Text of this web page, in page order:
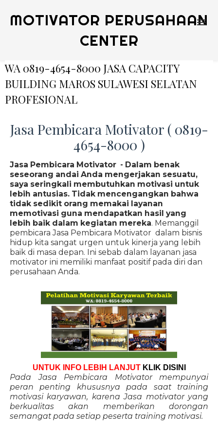
MOTIVATOR PERUSAHAAN
CENTER
WA 0819-4654-8000 JASA CAPACITY
BUILDING MAROS SULAWESI SELATAN
PROFESIONAL
Jasa Pembicara Motivator ( 0819-
4654-8000 )
Jasa Pembicara Motivator - Dalam benak
seseorang andai Anda mengerjakan sesuatu,
saya seringkali membutuhkan motivasi untuk
lebih antusias. Tidak mencengangkan bahwa
tidak sedikit orang memakai layanan
memotivasi guna mendapatkan hasil yang
lebih baik dalam kegiatan mereka. Memanggil
pembicara Jasa Pembicara Motivator dalam bisnis
hidup kita sangat urgen untuk kinerja yang lebih
baik di masa depan. Ini sebab dalam layanan jasa
motivator ini memiliki manfaat positif pada diri dan
perusahaan Anda.
UNTUK INFO LEBIH LANJUT KLIK DISINI
Pada Jasa Pembicara Motivator mempunyai
peran penting khususnya pada saat training
motivasi karyawan, karena Jasa motivator yang
berkualitas akan memberikan dorongan
semangat pada setiap peserta training motivasi.